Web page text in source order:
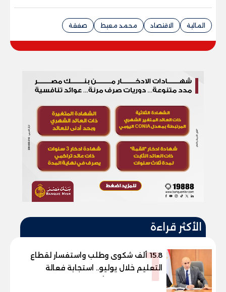
المالية الاقتصاد محمد معيط صفقة
الأكثر قراءة
115.8 ألف شكوى وطلب واستفسار لقطاع
التعليم خلال يوليو.. استجابة فعالة
لشكاوى الطلاب وأولياء الأمور